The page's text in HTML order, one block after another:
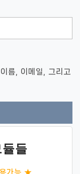
름, 이메일, 그리고
들
가능 ★